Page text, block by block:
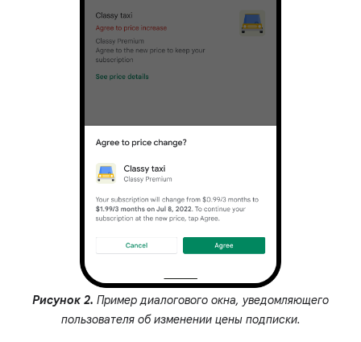
Рисунок 2. Пример диалогового окна, уведомляющего
пользователя об изменении цены подписки.